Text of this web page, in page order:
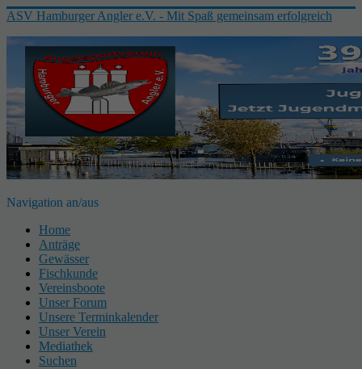
ASV Hamburger Angler e.V. - Mit Spaß gemeinsam erfolgreich
Navigation an/aus
Home
Anträge
Gewässer
Fischkunde
Vereinsboote
Unser Forum
Unsere Terminkalender
Unser Verein
Mediathek
Suchen